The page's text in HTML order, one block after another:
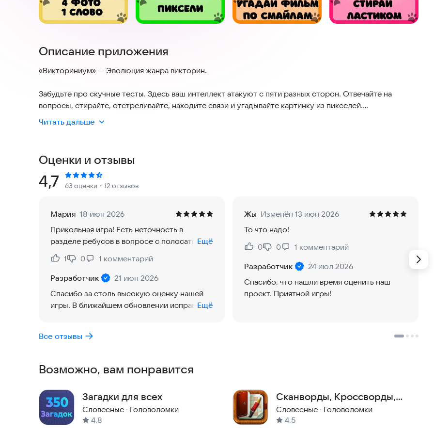
Описание приложения
«Викториниум» — Эволюция жанра викторин.
Забудьте про скучные тесты. Здесь ваш интеллект атакуют с пяти разных сторон. Отвечайте на
вопросы, стирайте, отстреливайте, находите связи и угадывайте картинку из пикселей.
Формат игры:
Ребусы - Угадай ответ по смайлам и эмодзи!
4 - 1: Найдите слово, объединяющее четыре картинки.
Пиксель: Узнайте изображение, постепенно фокусируя размытые пиксели.
Идеально, чтобы прокачать мозг в одиночку или устроить чемпионат с друзьями. Скачайте и
докажите, что вы — мастер всех форматов!
Читать дальше
Оценки и отзывы
Рейтинг:
4,7 63 оценки ・12 отзывов
Мария 18 июн 2026
Прикольная игра! Есть неточность в
разделе ребусов в вопросе с полосатым
рейсом - открылся только верный вопрос,
остальные варианты были пустые.
Ещё
Нравится:
1
Не нравится:
0 1 комментарий
Разработчик
21 июн 2026
Спасибо за столь высокую оценку нашей
игры. В ближайшем обновлении исправимЕщё
Жы Изменён 13 июн 2026
То что надо!
Нравится:
0
Не нравится:
0 1 комментарий
Разработчик
24 июл 2026
Спасибо, что нашли время оценить наш
проект. Приятной игры!
Все отзывы
Возможно, вам понравится
Загадки для всех
Словесные · Головоломки
4,8
Сканворды, Кроссворды,
Судоку (и другие журналы)
Словесные · Головоломки
4,5